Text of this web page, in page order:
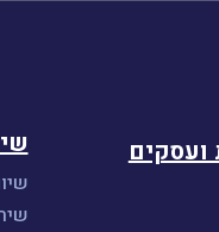
ועסקים